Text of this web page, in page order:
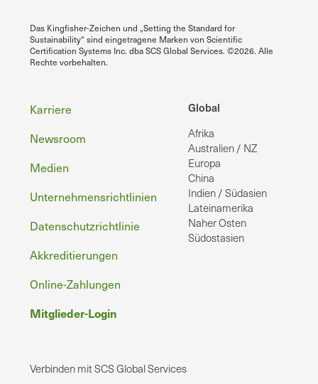
Das Kingfisher-Zeichen und „Setting the Standard for
Sustainability“ sind eingetragene Marken von Scientific
Certification Systems Inc. dba SCS Global Services. ©2026. Alle
Rechte vorbehalten.
Global
Afrika
Australien / NZ
Europa
China
Indien / Südasien
Lateinamerika
Naher Osten
Südostasien
Fußzeile
Karriere
Newsroom
Medien
Unternehmensrichtlinien
Datenschutzrichtlinie
Akkreditierungen
Online-Zahlungen
Mitglieder-Login
Verbinden mit SCS Global Services